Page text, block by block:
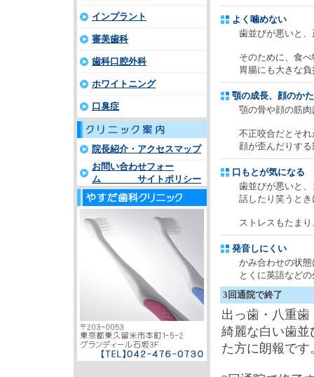
インプラント
審美歯科
歯科口腔外科
ホワイトニング
口臭症
院長紹介・アクセスマップ
お問い合わせフォー
ム サイトポリシー
よく噛めない
歯並びが悪いと、
そのために、食べ
胃腸にも大きな負
顎の成長、顔のか
顎の骨や顔の筋肉
不正咬合だとそれ
顔が歪んだりする
口もとが気になる
歯並びが悪いと、
話したり笑うとき
ストレスもたまり
発音しにくい
かみ合わせの状態
とくに英語などの
3回通院で終了
出っ歯・八重
綺麗な白い歯
た方に朗報です